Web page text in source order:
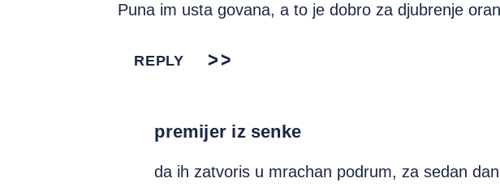
Puna im usta govana, a to je dobro za djubrenje
REPLY
premijer iz senke
da ih zatvoris u mrachan podrum, za sedan